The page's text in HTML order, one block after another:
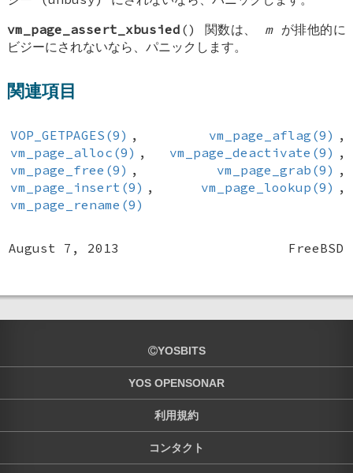
vm_page_assert_xbusied () 関数は、 mが排他的に
ビジーにされないなら、パニックします。
関連項目
VOP_GETPAGES(9) , vm_page_aflag(9) ,
vm_page_alloc(9) , vm_page_deactivate(9) ,
vm_page_free(9) , vm_page_grab(9) ,
vm_page_insert(9) , vm_page_lookup(9) ,
vm_page_rename(9)
August 7, 2013 FreeBSD
YOSBITS
YOS OPENSONAR
利用規約
コンタクト